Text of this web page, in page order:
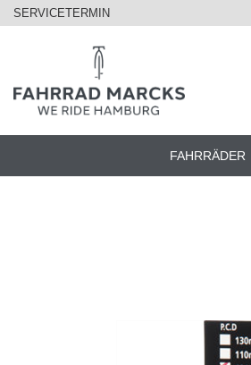
SERVICETERMIN
FAHRRÄDER